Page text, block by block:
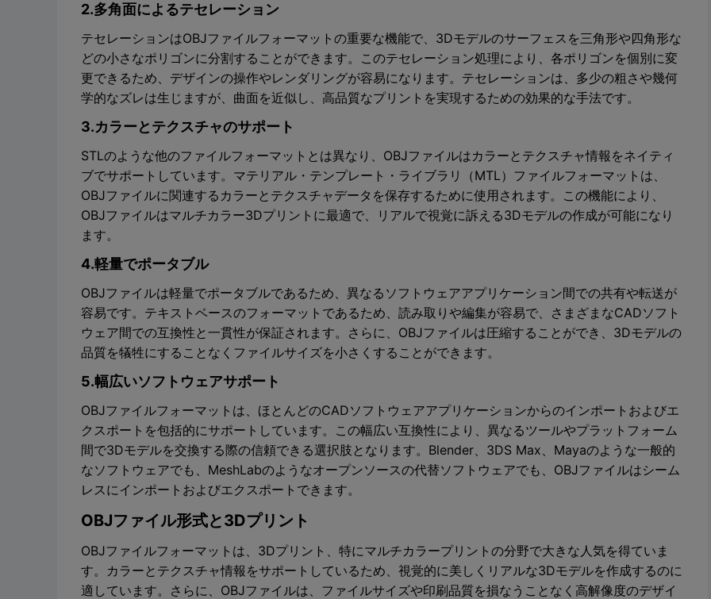
2.多角面によるテセレーション
テセレーションはOBJファイルフォーマットの重要な機能で、3Dモデルのサーフェスを三角形や四角形な
どの小さなポリゴンに分割することができます。このテセレーション処理により、各ポリゴンを個別に変
更できるため、デザインの操作やレンダリングが容易になります。テセレーションは、多少の粗さや幾何
学的なズレは生じますが、曲面を近似し、高品質なプリントを実現するための効果的な手法です。
3.カラーとテクスチャのサポート
STLのような他のファイルフォーマットとは異なり、OBJファイルはカラーとテクスチャ情報をネイティ
ブでサポートしています。マテリアル・テンプレート・ライブラリ（MTL）ファイルフォーマットは、
OBJファイルに関連するカラーとテクスチャデータを保存するために使用されます。この機能により、
OBJファイルはマルチカラー3Dプリントに最適で、リアルで視覚に訴える3Dモデルの作成が可能になり
ます。
4.軽量でポータブル
OBJファイルは軽量でポータブルであるため、異なるソフトウェアアプリケーション間での共有や転送が
容易です。テキストベースのフォーマットであるため、読み取りや編集が容易で、さまざまなCADソフト
ウェア間での互換性と一貫性が保証されます。さらに、OBJファイルは圧縮することができ、3Dモデルの
品質を犠牲にすることなくファイルサイズを小さくすることができます。
5.幅広いソフトウェアサポート
OBJファイルフォーマットは、ほとんどのCADソフトウェアアプリケーションからのインポートおよびエ
クスポートを包括的にサポートしています。この幅広い互換性により、異なるツールやプラットフォーム
間で3Dモデルを交換する際の信頼できる選択肢となります。Blender、3DS Max、Mayaのような一般的
なソフトウェアでも、MeshLabのようなオープンソースの代替ソフトウェアでも、OBJファイルはシーム
レスにインポートおよびエクスポートできます。
OBJファイル形式と3Dプリント
OBJファイルフォーマットは、3Dプリント、特にマルチカラープリントの分野で大きな人気を得ていま
す。カラーとテクスチャ情報をサポートしているため、視覚的に美しくリアルな3Dモデルを作成するのに
適しています。さらに、OBJファイルは、ファイルサイズや印刷品質を損なうことなく高解像度のデザイ